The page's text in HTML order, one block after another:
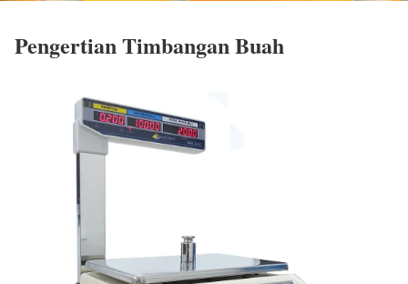
Pengertian Timbangan Buah